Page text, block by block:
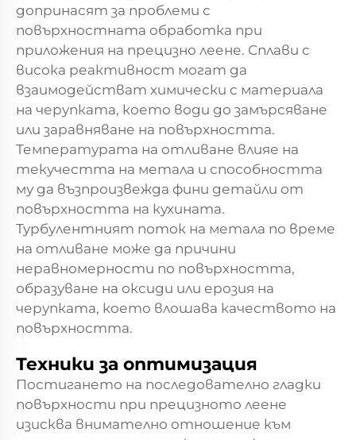
допринасят за проблеми с
повърхностната обработка при
приложения на прецизно леене. Сплави с
висока реактивност могат да
взаимодействат химически с материала
на черупката, което води до замърсяване
или заравняване на повърхността.
Температурата на отливане влияе на
текучестта на метала и способността
му да възпроизвежда фини детайли от
повърхността на кухината.
Турбулентният поток на метала по време
на отливане може да причини
неравномерности по повърхността,
образуване на оксиди или ерозия на
черупката, което влошава качеството на
повърхността.
Техники за оптимизация
Постигането на последователно гладки
повърхности при прецизното леене
изисква внимателно отношение към